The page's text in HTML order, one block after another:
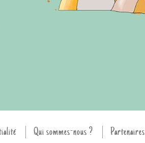
Qui sommes-nous ? Partenaires